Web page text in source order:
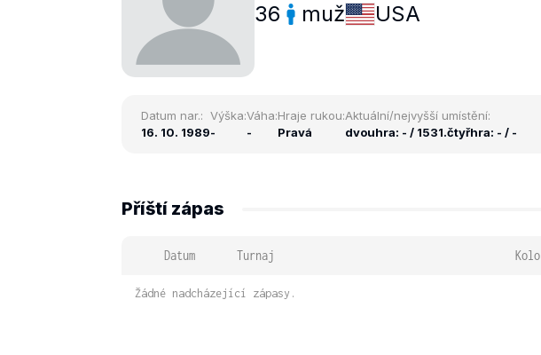
36 muž USA
Datum nar.:
16. 10. 1989
Výška:
-
Váha:
-
Hraje rukou:
Pravá
Aktuální/nejvyšší umístění:
dvouhra: - / 1531.čtyřhra: - / -
Příští zápas
Datum Turnaj Kolo
Žádné nadcházející zápasy.